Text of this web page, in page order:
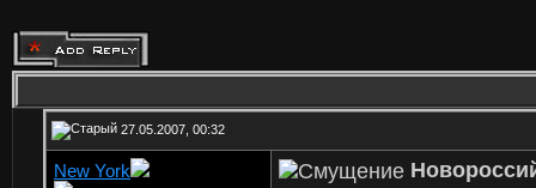
27.05.2007, 00:32
New York